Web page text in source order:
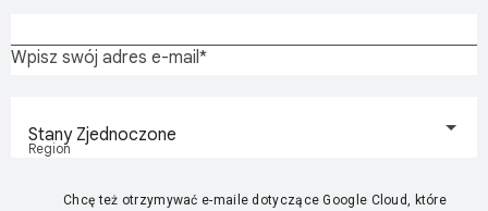
Wpisz swój adres e-mail
Region
Stany Zjednoczone
Chcę też otrzymywać e-maile dotyczące Google Cloud, które